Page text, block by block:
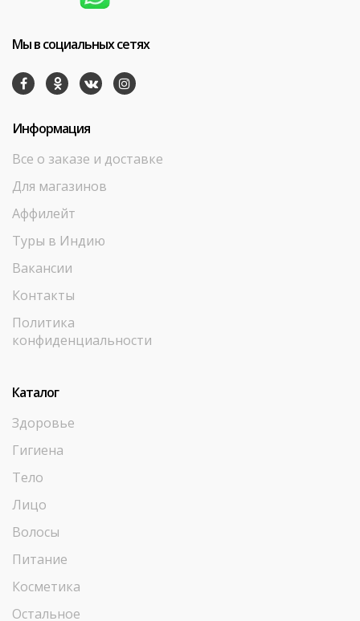
Мы в социальных сетях
Информация
Все о заказе и доставке
Для магазинов
Аффилейт
Туры в Индию
Вакансии
Контакты
Политика
конфиденциальности
Каталог
Здоровье
Гигиена
Тело
Лицо
Волосы
Питание
Косметика
Остальное